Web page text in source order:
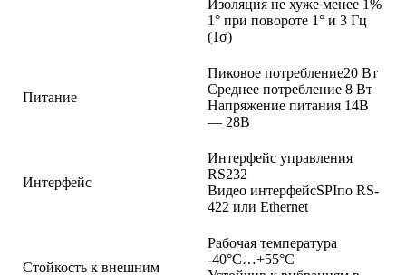
Изоляция не хуже менее 1%
1° при повороте 1° и 3 Гц
(1σ)
Питание
Пиковое потребление20 Вт
Среднее потребление 8 Вт
Напряжение питания 14В
— 28В
Интерфейс
Интерфейс управления
RS232
Видео интерфейсSPIпо RS-
422 или Ethernet
Стойкость к внешним
Рабочая температура
-40°C…+55°C